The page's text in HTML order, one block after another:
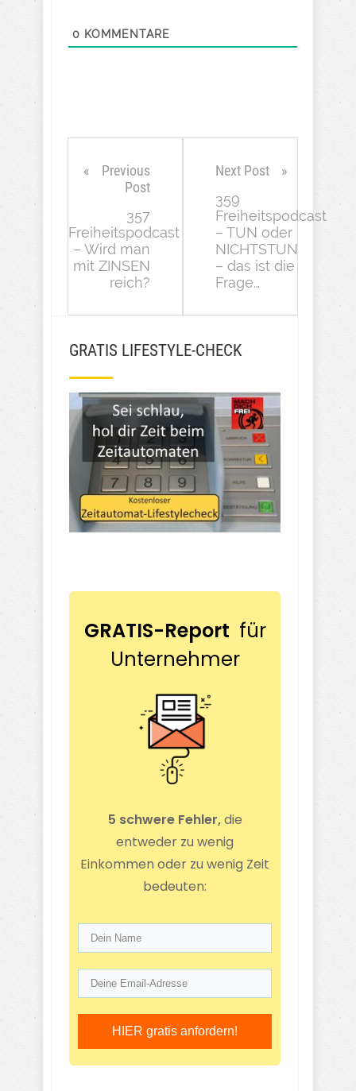
0 KOMMENTARE
Previous
Post
357
Freiheitspodcast
– Wird man
mit ZINSEN
reich?
Next Post
359
Freiheitspodcast
– TUN oder
NICHTSTUN
– das ist die
Frage…
GRATIS LIFESTYLE-CHECK
GRATIS-Report für
Unternehmer
5 schwere Fehler,die
entweder zu wenig
Einkommen oder zu wenig Zeit
bedeuten:
HIER gratis anfordern!